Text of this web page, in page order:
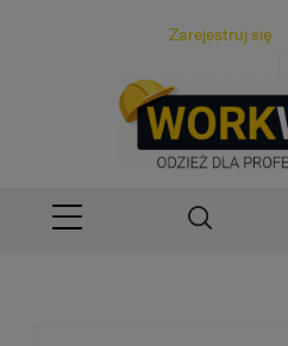
Zarejestruj się